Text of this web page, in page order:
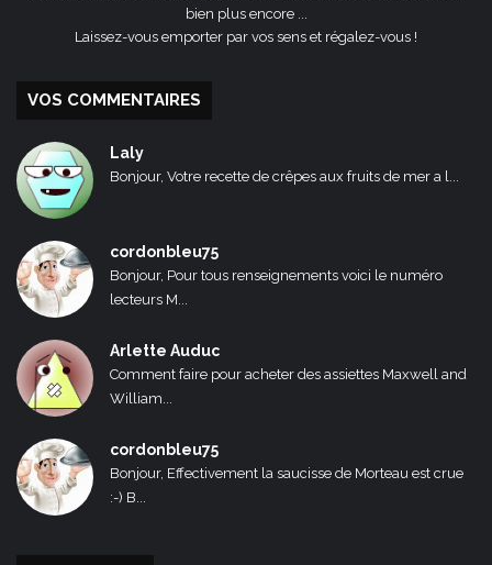
bien plus encore ...
Laissez-vous emporter par vos sens et régalez-vous !
VOS COMMENTAIRES
Laly
Bonjour, Votre recette de crêpes aux fruits de mer a l...
cordonbleu75
Bonjour, Pour tous renseignements voici le numéro
lecteurs M...
Arlette Auduc
Comment faire pour acheter des assiettes Maxwell and
William...
cordonbleu75
Bonjour, Effectivement la saucisse de Morteau est crue
:-) B...